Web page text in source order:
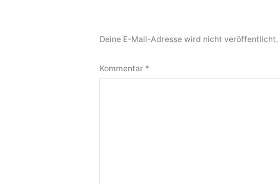
Deine E-Mail-Adresse wird nicht veröffentlicht.
Kommentar *